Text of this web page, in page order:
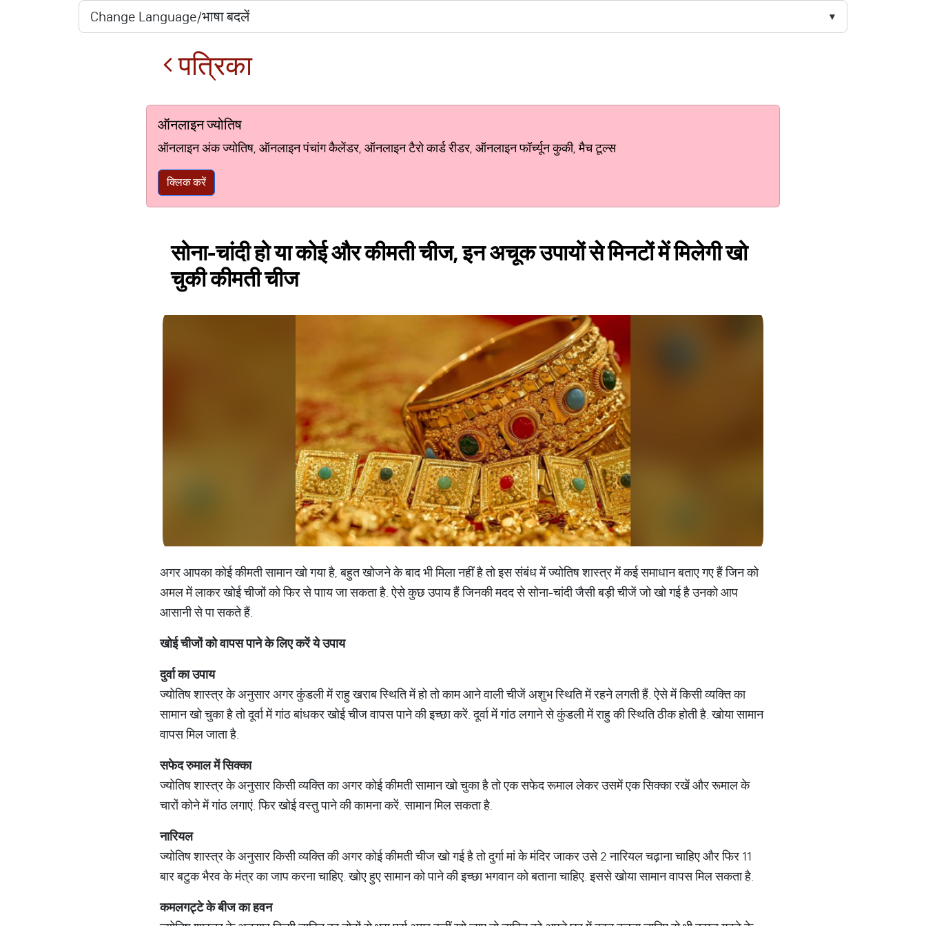
पत्रिका
ऑनलाइन ज्योतिष
ऑनलाइन अंक ज्योतिष, ऑनलाइन पंचांग कैलेंडर, ऑनलाइन टैरो कार्ड रीडर, ऑनलाइन फॉर्च्यून कुकी, मैच टूल्स
क्लिक करें
सोना-चांदी हो या कोई और कीमती चीज, इन अचूक उपायों से मिनटों में मिलेगी खो
चुकी कीमती चीज
अगर आपका कोई कीमती सामान खो गया है, बहुत खोजने के बाद भी मिला नहीं है तो इस संबंध में ज्योतिष शास्त्र में कई समाधान बताए गए हैं जिन को
अमल में लाकर खोई चीजों को फिर से पााय जा सकता है. ऐसे कुछ उपाय हैं जिनकी मदद से सोना-चांदी जैसी बड़ी चीजें जो खो गई है उनको आप
आसानी से पा सकते हैं.
खोईचीजोंकोवापसपानेकेलिएकरेंयेउपाय
दुर्वाकाउपाय
ज्योतिष शास्त्र के अनुसार अगर कुंडली में राहु खराब स्थिति में हो तो काम आने वाली चीजें अशुभ स्थिति में रहने लगती हैं. ऐसे में किसी व्यक्ति का
सामान खो चुका है तो दूर्वा में गांठ बांधकर खोई चीज वापस पाने की इच्छा करें. दूर्वा में गांठ लगाने से कुंडली में राहु की स्थिति ठीक होती है. खोया सामान
वापस मिल जाता है.
सफेदरुमालमेंसिक्का
ज्योतिष शास्त्र के अनुसार किसी व्यक्ति का अगर कोई कीमती सामान खो चुका है तो एक सफेद रूमाल लेकर उसमें एक सिक्का रखें और रूमाल के
चारों कोने में गांठ लगाएं. फिर खोई वस्तु पाने की कामना करें. सामान मिल सकता है.
नारियल
ज्योतिष शास्त्र के अनुसार किसी व्यक्ति की अगर कोई कीमती चीज खो गई है तो दुर्गा मां के मंदिर जाकर उसे 2 नारियल चढ़ाना चाहिए और फिर 11
बार बटुक भैरव के मंत्र का जाप करना चाहिए. खोए हुए सामान को पाने की इच्छा भगवान को बताना चाहिए. इससे खोया सामान वापस मिल सकता है.
कमलगट्टेकेबीजकाहवन